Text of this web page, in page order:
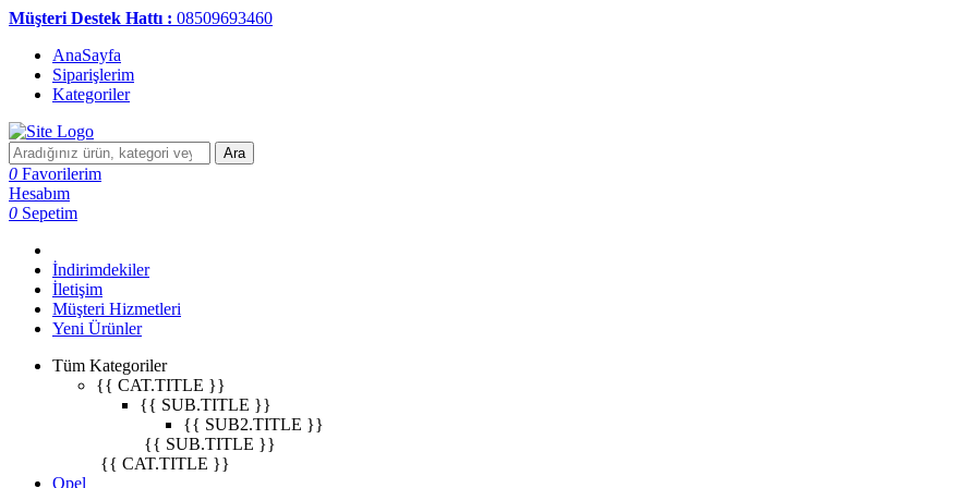
Müşteri Destek Hattı : 08509693460
AnaSayfa
Siparişlerim
Kategoriler
Ara
0 Favorilerim
Hesabım
0 Sepetim
İndirimdekiler
İletişim
Müşteri Hizmetleri
Yeni Ürünler
Tüm Kategoriler
{{ CAT.TITLE }}
{{ SUB.TITLE }}
{{ SUB2.TITLE }}
{{ SUB.TITLE }}
{{ CAT.TITLE }}
Opel